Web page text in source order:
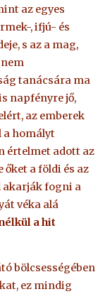
az egyes
, ifjú- és
s az a mag,
tanácsára ma
napfényre jő,
az emberek
a homályt
értelmet adott az
őket a földi és az
akarják fogni a
véka alá
a hit
bölcsességében
ez mindig